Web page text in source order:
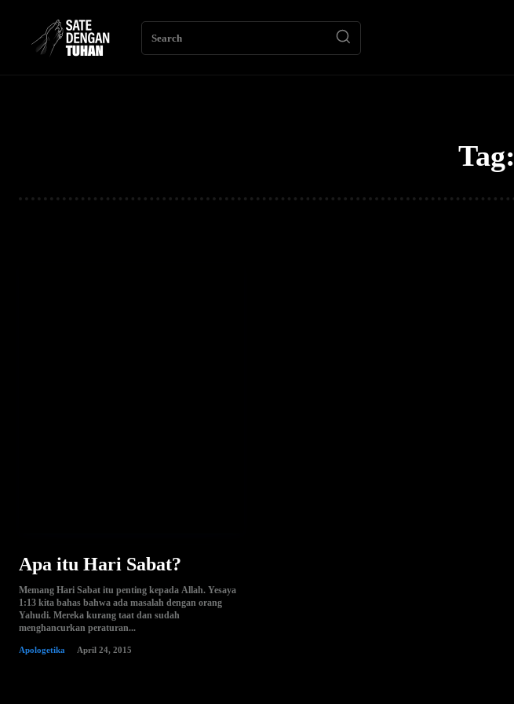
Search
Tag:
Apa itu Hari Sabat?
Memang Hari Sabat itu penting kepada Allah. Yesaya
1:13 kita bahas bahwa ada masalah dengan orang
Yahudi. Mereka kurang taat dan sudah
menghancurkan peraturan...
Apologetika April 24, 2015